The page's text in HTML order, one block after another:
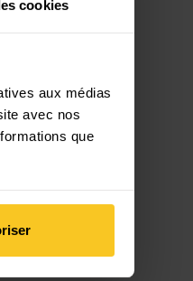
cookies
aux médias
avec nos
que